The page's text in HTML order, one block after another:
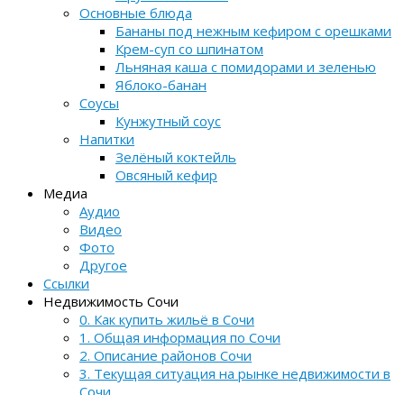
Основные блюда
Бананы под нежным кефиром с орешками
Крем-суп со шпинатом
Льняная каша с помидорами и зеленью
Яблоко-банан
Соусы
Кунжутный соус
Напитки
Зелёный коктейль
Овсяный кефир
Медиа
Аудио
Видео
Фото
Другое
Ссылки
Недвижимость Сочи
0. Как купить жильё в Сочи
1. Общая информация по Сочи
2. Описание районов Сочи
3. Текущая ситуация на рынке недвижимости в
Сочи